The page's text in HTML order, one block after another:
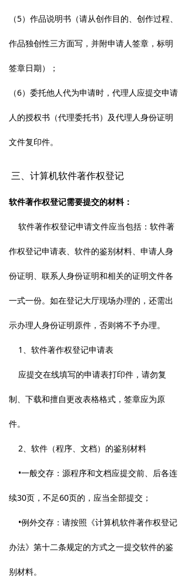
（5）作品说明书（请从创作目的、创作过程、
作品独创性三方面写，并附申请人签章，标明
签章日期）；
（6）委托他人代为申请时，代理人应提交申请
人的授权书（代理委托书）及代理人身份证明
文件复印件。
三、计算机软件著作权登记
软件著作权登记需要提交的材料：
软件著作权登记申请文件应当包括：软件著
作权登记申请表、软件的鉴别材料、申请人身
份证明、联系人身份证明和相关的证明文件各
一式一份。如在登记大厅现场办理的，还需出
示办理人身份证明原件，否则将不予办理。
1、软件著作权登记申请表
应提交在线填写的申请表打印件，请勿复
制、下载和擅自更改表格格式，签章应为原
件。
2、软件（程序、文档）的鉴别材料
•一般交存：源程序和文档应提交前、后各连
续30页，不足60页的，应当全部提交；
•例外交存：请按照《计算机软件著作权登记
办法》第十二条规定的方式之一提交软件的鉴
别材料。